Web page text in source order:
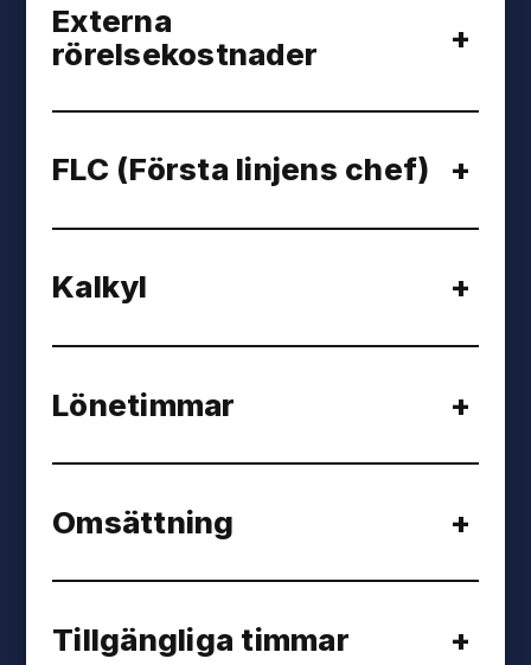
Externa
rörelsekostnader
+
FLC (Första linjens chef) +
Kalkyl +
Lönetimmar +
Omsättning +
Tillgängliga timmar +